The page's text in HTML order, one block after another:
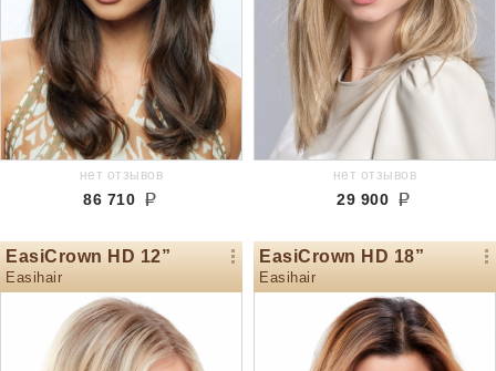
нет отзывов
86 710
нет отзывов
29 900
EasiCrown HD 12”
Easihair
EasiCrown HD 18”
Easihair